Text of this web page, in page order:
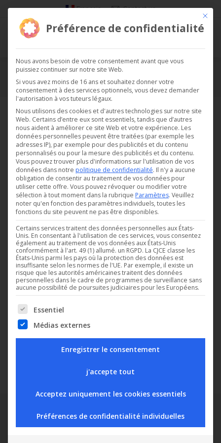
Français Contact us
CVC
Vous êtes ici :
Bénéficiant de plus de 30 ans d’expérience dans la gestion et la
régulation du froid, Digitel fournit également des solutions
complètes pour la gestion technique du bâtiment, comprenant
la gestion du chauffage, de la ventilation, de la climatisation et
de l’éclairage.
même logiciel de supervision TelesWin.
Ce
Préférence de confidentialité
Nous avons besoin de votre consentement avant que vous
puissiez continuer sur notre site Web.
Si vous avez moins de 16 ans et souhaitez donner votre
consentement à des services optionnels, vous devez demander
l'autorisation à vos tuteurs légaux.
Nous utilisons des cookies et d'autres technologies sur notre site
Web. Certains d’entre eux sont essentiels, tandis que d’autres
nous aident à améliorer ce site Web et votre expérience. Les
données personnelles peuvent être traitées (par exemple les
adresses IP), par exemple pour des publicités et du contenu
personnalisés ou pour la mesure des publicités et du contenu.
Vous pouvez trouver plus d'informations sur l'utilisation de vos
données dans notre politique de confidentialité. Il n'y a aucune
obligation de consentir au traitement de vos données pour
utiliser cette offre. Vous pouvez révoquer ou modifier votre
sélection à tout moment dans la rubrique Paramètres. Veuillez
noter qu'en fonction des paramètres individuels, toutes les
fonctions du site peuvent ne pas être disponibles.
Certains services traitent des données personnelles aux États-
Unis. En consentant à l'utilisation de ces services, vous consentez
également au traitement de vos données aux États-Unis
conformément à l'art. 49 (1) allumé. un RGPD. La CJCE classe les
États-Unis parmi les pays où la protection des données est
insuffisante selon les normes de l'UE. Par exemple, il existe un
risque que les autorités américaines traitent des données
personnelles dans le cadre de programmes de surveillance sans
aucune possibilité de poursuites judiciaires pour les Européens.
The following is a list of service groups for which consent can
Essentiel
Médias externes
Enregistrer le consentement
j'accepte tout
Acceptez uniquement les cookies essentiels
Préférences de confidentialité individuelles